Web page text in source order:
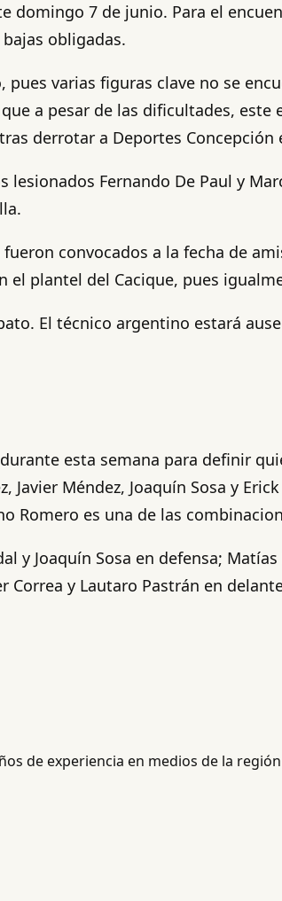
domingo 7 de junio. Para el
obligadas.
varias figuras clave no se
a pesar de las dificultades, este
derrotar a Deportes Concepción
Fernando De Paul y
convocados a la fecha de
plantel del Cacique, pues
El técnico argentino estará
esta semana para definir
Méndez, Joaquín Sosa y
Romero es una de las
y Joaquín Sosa en defensa;
Correa y Lautaro Pastrán en
de experiencia en medios de la